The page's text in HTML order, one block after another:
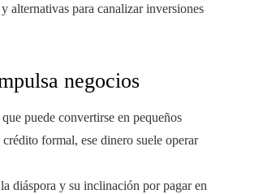
alternativas para canalizar inversiones
negocios
puede convertirse en pequeños
formal, ese dinero suele operar
diáspora y su inclinación por pagar en